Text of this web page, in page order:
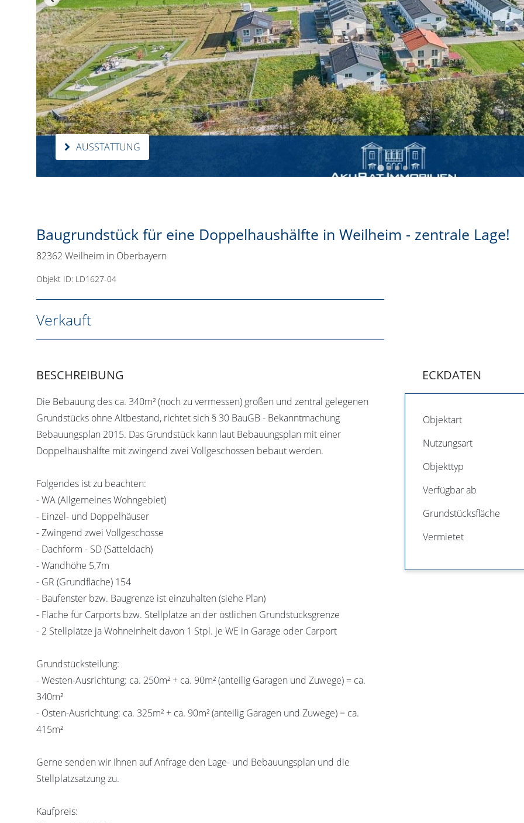
AUSSTATTUNG
Baugrundstück für eine Doppelhaushälfte in Weilheim - zentrale Lage!
82362 Weilheim in Oberbayern
Objekt ID: LD1627-04
Verkauft
BESCHREIBUNG
Die Bebauung des ca. 340m² (noch zu vermessen) großen und zentral gelegenen
Grundstücks ohne Altbestand, richtet sich § 30 BauGB - Bekanntmachung
Bebauungsplan 2015. Das Grundstück kann laut Bebauungsplan mit einer
Doppelhaushälfte mit zwingend zwei Vollgeschossen bebaut werden.
Folgendes ist zu beachten:
- WA (Allgemeines Wohngebiet)
- Einzel- und Doppelhäuser
- Zwingend zwei Vollgeschosse
- Dachform - SD (Satteldach)
- Wandhöhe 5,7m
- GR (Grundfläche) 154
- Baufenster bzw. Baugrenze ist einzuhalten (siehe Plan)
- Fläche für Carports bzw. Stellplätze an der östlichen Grundstücksgrenze
- 2 Stellplätze ja Wohneinheit davon 1 Stpl. je WE in Garage oder Carport
Grundstücksteilung:
- Westen-Ausrichtung: ca. 250m² + ca. 90m² (anteilig Garagen und Zuwege) = ca.
340m²
- Osten-Ausrichtung: ca. 325m² + ca. 90m² (anteilig Garagen und Zuwege) = ca.
415m²
Gerne senden wir Ihnen auf Anfrage den Lage- und Bebauungsplan und die
Stellplatzsatzung zu.
Kaufpreis:
ECKDATEN
Objektart
Nutzungsart
Objekttyp
Verfügbar ab
Grundstücksfläche
Vermietet